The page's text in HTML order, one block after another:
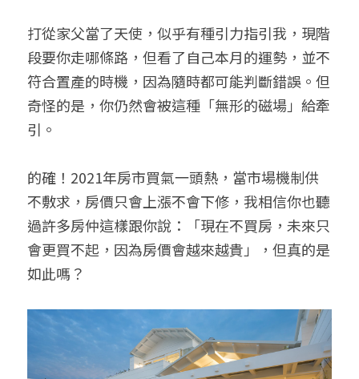
五行計算高階班
團隊訓練營
輕鬆學會科學八字推理
FB粉絲頁
繁體中文
0938617837
support@p8zicourse.com
打從家父當了天使，似乎有種引力指引我，現階
段要你走哪條路，但看了自己本月的運勢，並不
符合置產的時機，因為隨時都可能判斷錯誤。但
奇怪的是，你仍然會被這種「無形的磁場」給牽
引。
的確！2021年房市買氣一頭熱，當市場機制供
不敷求，房價只會上漲不會下修，我相信你也聽
過許多房仲這樣跟你說：「現在不買房，未來只
會更買不起，因為房價會越來越貴」，但真的是
如此嗎？